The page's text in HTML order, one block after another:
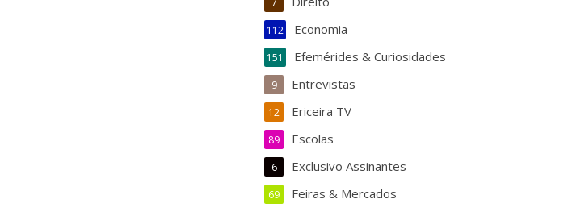
7
Economia
112
Efemérides & Curiosidades
151
Entrevistas
9
Ericeira TV
12
Escolas
89
Exclusivo Assinantes
6
Feiras & Mercados
69